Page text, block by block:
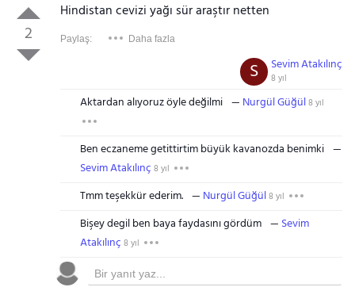
2
Hindistan cevizi yağı sür araştır netten
Paylaş: Daha fazla
Sevim Atakılınç
8 yıl
S
Aktardan alıyoruz öyle değilmi Nurgül Güğül8 yıl
Ben eczaneme getittirtim büyük kavanozda benimki
Sevim Atakılınç 8 yıl
Tmm teşekkür ederim. Nurgül Güğül8 yıl
Bişey degil ben baya faydasını gördüm
Sevim
Atakılınç 8 yıl